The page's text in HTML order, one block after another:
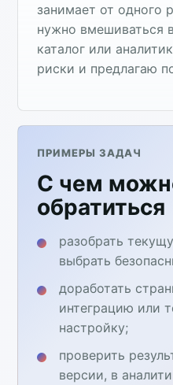
занимает от одного
нужно вмешиваться
каталог или
риски и предлагаю
ПРИМЕРЫ ЗАДАЧ
С чем
обратиться
разобрать
выбрать
доработать
интеграцию или
настройку;
проверить
версии, в